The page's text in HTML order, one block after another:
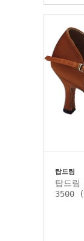
탑드림
탑드
3500 (